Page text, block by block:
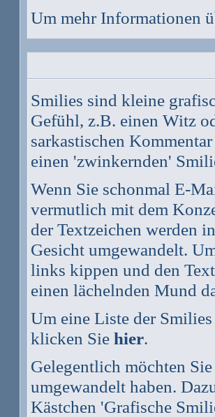
Um mehr Informationen
Smilies sind kleine
Gefühl, z.B. einen Witz
sarkastischen
einen 'zwinkernden'
Wenn Sie schonmal E-
vermutlich mit dem
der Textzeichen werden
Gesicht umgewandelt.
links kippen und den
einen lächelnden Mund
Um eine Liste der
klicken Sie hier.
Gelegentlich möchten
umgewandelt haben.
Kästchen 'Grafische